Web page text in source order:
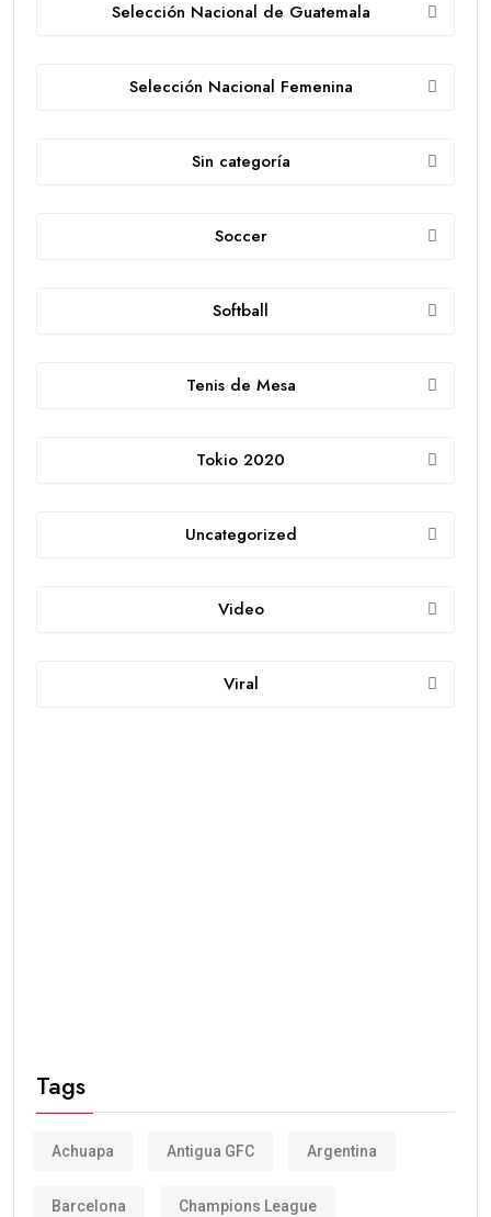
Selección Nacional de Guatemala
Selección Nacional Femenina
Sin categoría
Soccer
Softball
Tenis de Mesa
Tokio 2020
Uncategorized
Video
Viral
Tags
Achuapa Antigua GFC Argentina
Barcelona Champions League